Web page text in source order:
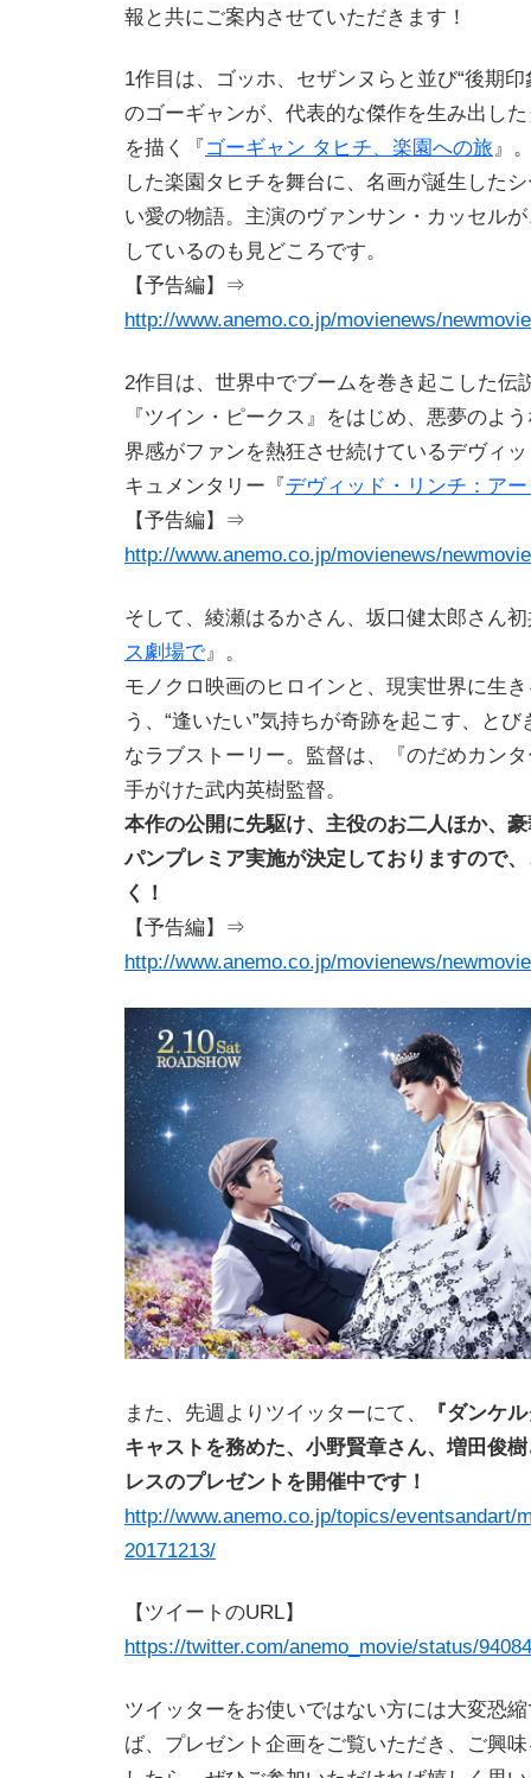
報と共にご案内させていただきます！
1作目は、ゴッホ、セザンヌらと並び“後期
のゴーギャンが、代表的な傑作を生み出し
を描く『 ゴーギャン タヒチ、楽園への旅』
した楽園タヒチを舞台に、名画が誕生した
い愛の物語。主演のヴァンサン・カッセル
しているのも見どころです。
【予告編】⇒
http://www.anemo.co.jp/movienews/
2作目は、世界中でブームを巻き起こした伝
『ツイン・ピークス』をはじめ、悪夢のよ
界感がファンを熱狂させ続けているデヴィ
キュメンタリー『デヴィッド・リンチ：ア
【予告編】⇒
http://www.anemo.co.jp/movienews/
そして、綾瀬はるかさん、坂口健太郎さん
ス劇場で』。
モノクロ映画のヒロインと、現実世界に生
う、“逢いたい”気持ちが奇跡を起こす、と
なラブストーリー。監督は、『のだめカン
手がけた武内英樹監督。
本作の公開に先駆け、主役のお二人ほか、
パンプレミア実施が決定しておりますので
く！
【予告編】⇒
http://www.anemo.co.jp/movienews/
また、先週よりツイッターにて、
『ダンケ
キャストを務めた、小野賢章さん、増田俊
レスのプレゼントを開催中です！
http://www.anemo.co.jp/topics/eventsandart/
20171213/
【ツイートのURL】
https://twitter.com/anemo_movie/status/
ツイッターをお使いではない方には大変恐
ば、プレゼント企画をご覧いただき、ご興